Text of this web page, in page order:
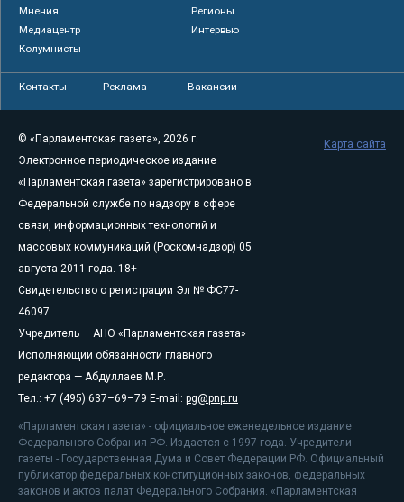
Мнения
Регионы
Медиацентр
Интервью
Колумнисты
Контакты Реклама Вакансии
© «Парламентская газета», 2026 г.
Электронное периодическое издание
«Парламентская газета» зарегистрировано в
Федеральной службе по надзору в сфере
связи, информационных технологий и
массовых коммуникаций (Роскомнадзор) 05
августа 2011 года. 18+
Свидетельство о регистрации Эл № ФС77-
46097
Учредитель — АНО «Парламентская газета»
Исполняющий обязанности главного
редактора — Абдуллаев М.Р.
Тел.: +7 (495) 637–69–79 E-mail: pg@pnp.ru
«Парламентская газета» - официальное еженедельное издание
Федерального Собрания РФ. Издается с 1997 года. Учредители
газеты - Государственная Дума и Совет Федерации РФ. Официальный
публикатор федеральных конституционных законов, федеральных
законов и актов палат Федерального Собрания. «Парламентская
Карта сайта